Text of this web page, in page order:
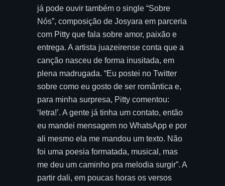
já pode ouvir também o single “Sobre
Nós”, composição de Josyara em parceria
com Pitty que fala sobre amor, paixão e
entrega. A artista juazeirense conta que a
canção nasceu de forma inusitada, em
plena madrugada. “Eu postei no Twitter
sobre como eu gosto de ser romântica e,
para minha surpresa, Pitty comentou:
‘letra!’. A gente já tinha um contato, então
eu mandei mensagem no WhatsApp e por
ali mesmo ela me mandou um texto. Não
foi uma poesia formatada, musical, mas
me deu um caminho pra melodia surgir”. A
partir dali, em poucas horas os versos